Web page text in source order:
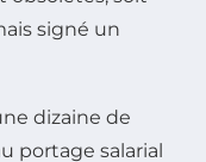
signé un
dizaine de
portage salarial